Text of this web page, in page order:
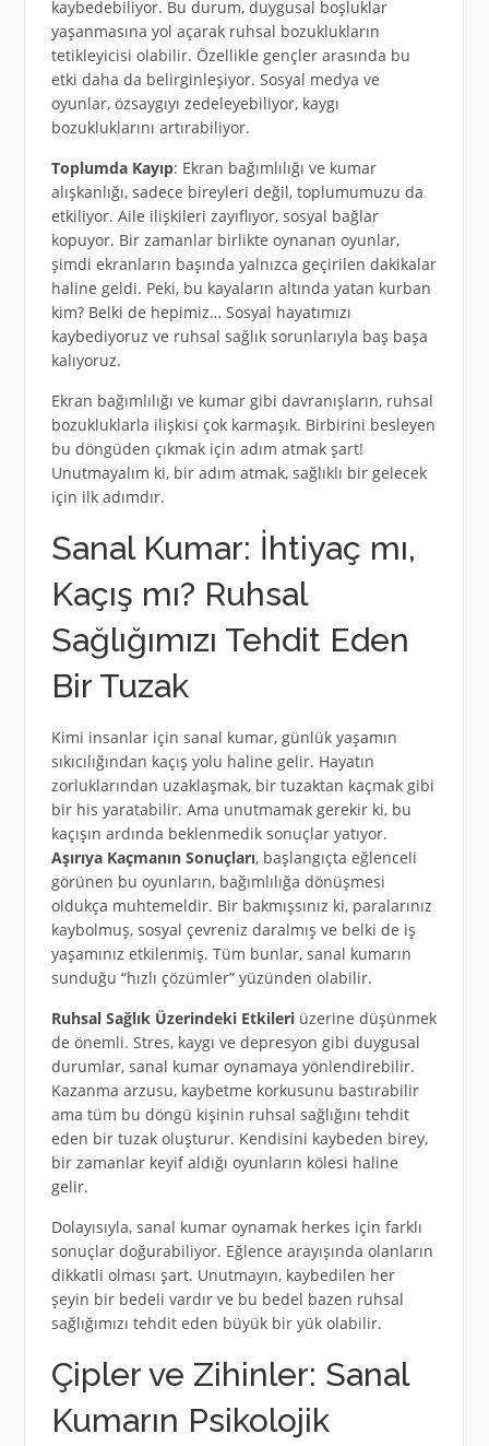
kaybedebiliyor. Bu durum, duygusal boşluklar
yaşanmasına yol açarak ruhsal bozuklukların
tetikleyicisi olabilir. Özellikle gençler arasında bu
etki daha da belirginleşiyor. Sosyal medya ve
oyunlar, özsaygıyı zedeleyebiliyor, kaygı
bozukluklarını artırabiliyor.
Toplumda Kayıp: Ekran bağımlılığı ve kumar
alışkanlığı, sadece bireyleri değil, toplumumuzu da
etkiliyor. Aile ilişkileri zayıflıyor, sosyal bağlar
kopuyor. Bir zamanlar birlikte oynanan oyunlar,
şimdi ekranların başında yalnızca geçirilen dakikalar
haline geldi. Peki, bu kayaların altında yatan kurban
kim? Belki de hepimiz… Sosyal hayatımızı
kaybediyoruz ve ruhsal sağlık sorunlarıyla baş başa
kalıyoruz.
Ekran bağımlılığı ve kumar gibi davranışların, ruhsal
bozukluklarla ilişkisi çok karmaşık. Birbirini besleyen
bu döngüden çıkmak için adım atmak şart!
Unutmayalım ki, bir adım atmak, sağlıklı bir gelecek
için ilk adımdır.
Sanal Kumar: İhtiyaç mı,
Kaçış mı? Ruhsal
Sağlığımızı Tehdit Eden
Bir Tuzak
Kimi insanlar için sanal kumar, günlük yaşamın
sıkıcılığından kaçış yolu haline gelir. Hayatın
zorluklarından uzaklaşmak, bir tuzaktan kaçmak gibi
bir his yaratabilir. Ama unutmamak gerekir ki, bu
kaçışın ardında beklenmedik sonuçlar yatıyor.
Aşırıya Kaçmanın Sonuçları, başlangıçta eğlenceli
görünen bu oyunların, bağımlılığa dönüşmesi
oldukça muhtemeldir. Bir bakmışsınız ki, paralarınız
kaybolmuş, sosyal çevreniz daralmış ve belki de iş
yaşamınız etkilenmiş. Tüm bunlar, sanal kumarın
sunduğu “hızlı çözümler” yüzünden olabilir.
Ruhsal Sağlık Üzerindeki Etkileriüzerine düşünmek
de önemli. Stres, kaygı ve depresyon gibi duygusal
durumlar, sanal kumar oynamaya yönlendirebilir.
Kazanma arzusu, kaybetme korkusunu bastırabilir
ama tüm bu döngü kişinin ruhsal sağlığını tehdit
eden bir tuzak oluşturur. Kendisini kaybeden birey,
bir zamanlar keyif aldığı oyunların kölesi haline
gelir.
Dolayısıyla, sanal kumar oynamak herkes için farklı
sonuçlar doğurabiliyor. Eğlence arayışında olanların
dikkatli olması şart. Unutmayın, kaybedilen her
şeyin bir bedeli vardır ve bu bedel bazen ruhsal
sağlığımızı tehdit eden büyük bir yük olabilir.
Çipler ve Zihinler: Sanal
Kumarın Psikolojik